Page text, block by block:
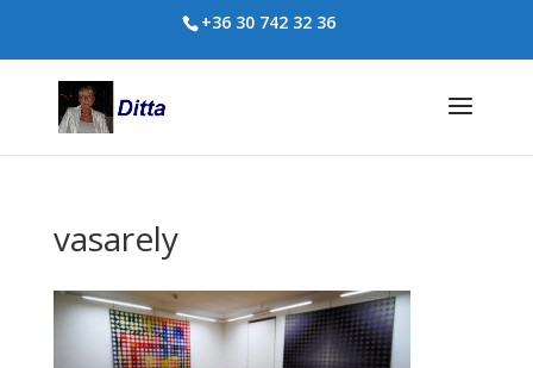
+36 30 742 32 36
vasarely